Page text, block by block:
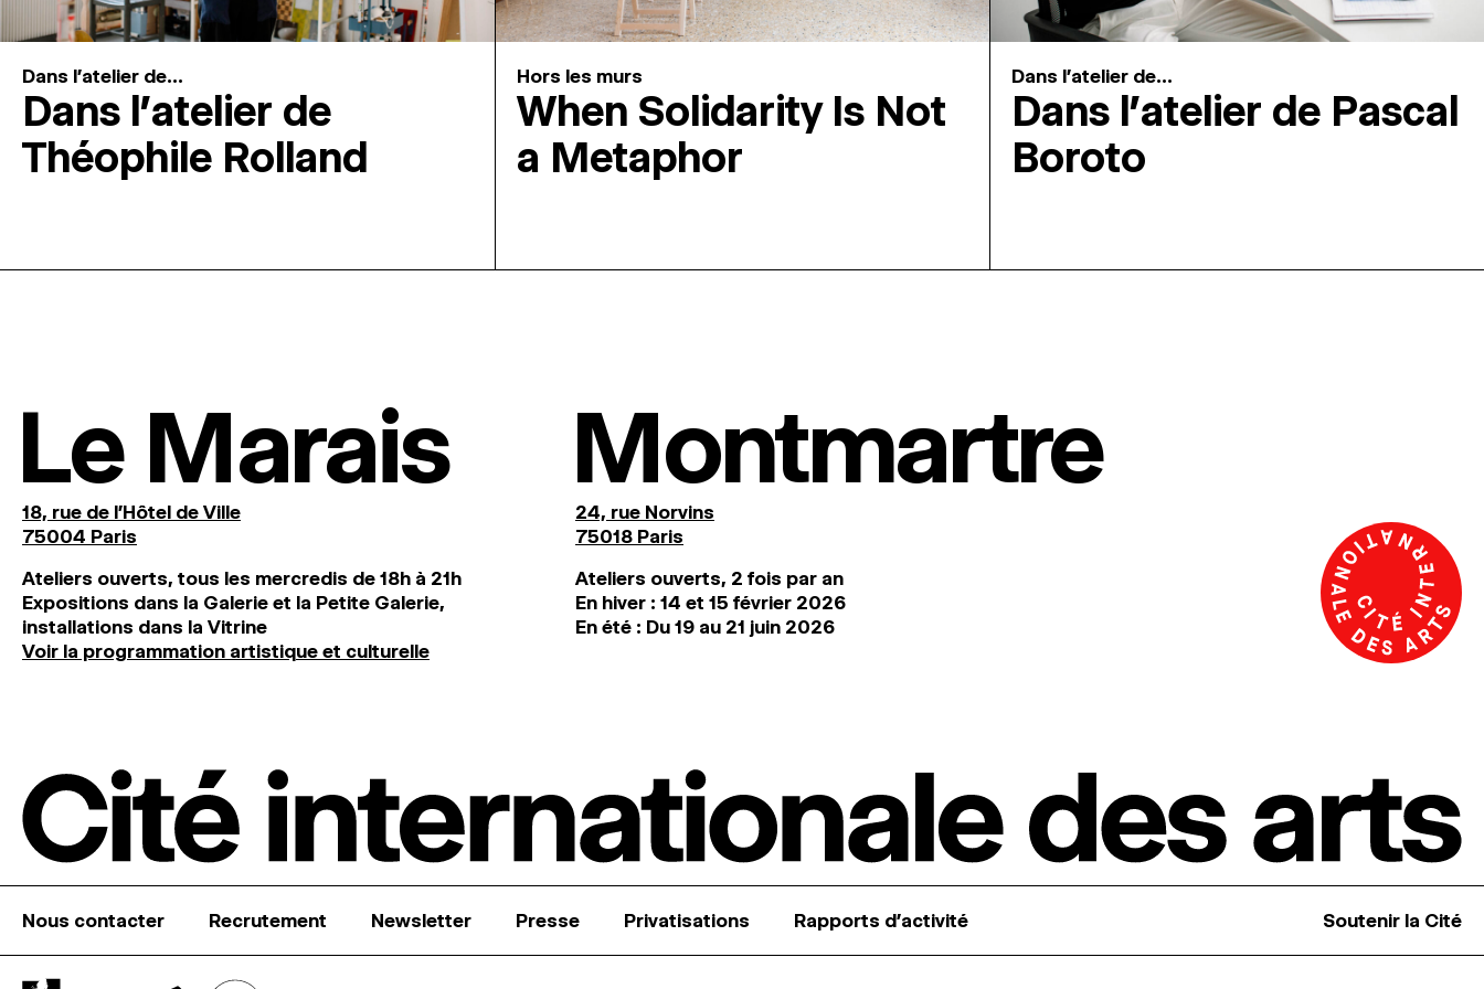
Dans l'atelier de...
Dans l’atelier de
Théophile Rolland
Hors les murs
When Solidarity Is Not
a Metaphor
Dans l'atelier de...
Dans l’atelier de Pascal
Boroto
Le Marais
18, rue de l'Hôtel de Ville
75004 Paris
Ateliers ouverts, tous les mercredis de 18h à 21h
Expositions dans la Galerie et la Petite Galerie,
installations dans la Vitrine
Voir la programmation artistique et culturelle
Montmartre
24, rue Norvins
75018 Paris
Ateliers ouverts, 2 fois par an
En hiver : 14 et 15 février 2026
En été : Du 19 au 21 juin 2026
Nous contacter Recrutement Newsletter Presse Privatisations Rapports d’activité Soutenir la Cité